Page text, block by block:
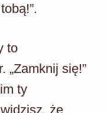
to
„Zamknij się!”
ty
że